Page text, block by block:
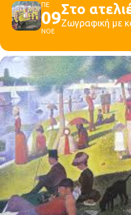
ΠΕ
09
ΝΟΕ
Στο
Ζωγραφική με